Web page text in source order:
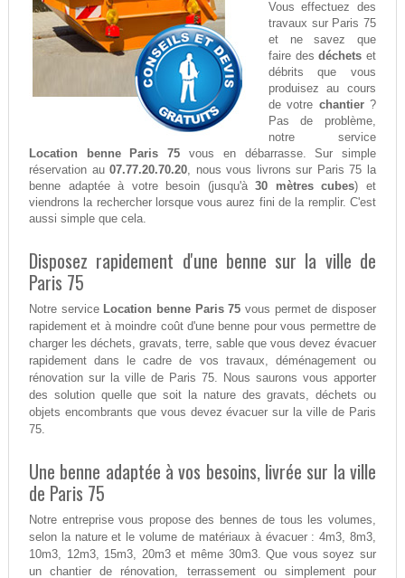
Vous effectuez des
travaux sur Paris 75
et ne savez que
faire desdéchets et
débrits que vous
produisez au cours
de votre chantier?
Pas de problème,
notre service
Location benne Paris 75 vous en débarrasse. Sur simple
réservation au07.77.20.70.20, nous vous livrons sur Paris 75 la
benne adaptée à votre besoin (jusqu'à30 mètres cubes) et
viendrons la rechercher lorsque vous aurez fini de la remplir. C'est
aussi simple que cela.
Disposez rapidement d'une benne sur la ville de
Paris 75
Notre service Location benne Paris 75 vous permet de disposer
rapidement et à moindre coût d'une benne pour vous permettre de
charger les déchets, gravats, terre, sable que vous devez évacuer
rapidement dans le cadre de vos travaux, déménagement ou
rénovation sur la ville de Paris 75. Nous saurons vous apporter
des solution quelle que soit la nature des gravats, déchets ou
objets encombrants que vous devez évacuer sur la ville de Paris
75.
Une benne adaptée à vos besoins, livrée sur la ville
de Paris 75
Notre entreprise vous propose des bennes de tous les volumes,
selon la nature et le volume de matériaux à évacuer : 4m3, 8m3,
10m3, 12m3, 15m3, 20m3 et même 30m3. Que vous soyez sur
un chantier de rénovation, terrassement ou simplement pour